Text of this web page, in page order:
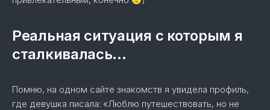
Реальная ситуация с которым я
сталкивалась…
Помню, на одном сайте знакомств я увидела профиль,
где девушка писала: «Люблю путешествовать, но не